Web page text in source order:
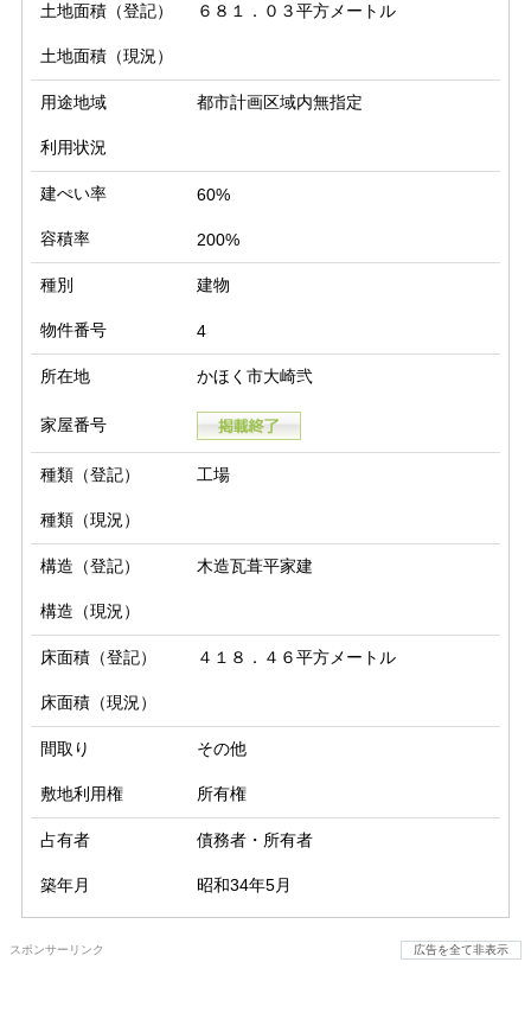
土地面積（登記） ６８１．０３平方メートル
土地面積（現況）
用途地域 都市計画区域内無指定
利用状況
建ぺい率 60%
容積率 200%
種別 建物
物件番号 4
所在地 かほく市大崎弐
家屋番号
種類（登記） 工場
種類（現況）
構造（登記） 木造瓦葺平家建
構造（現況）
床面積（登記） ４１８．４６平方メートル
床面積（現況）
間取り その他
敷地利用権 所有権
占有者 債務者・所有者
築年月 昭和34年5月
スポンサーリンク 広告を全て非表示